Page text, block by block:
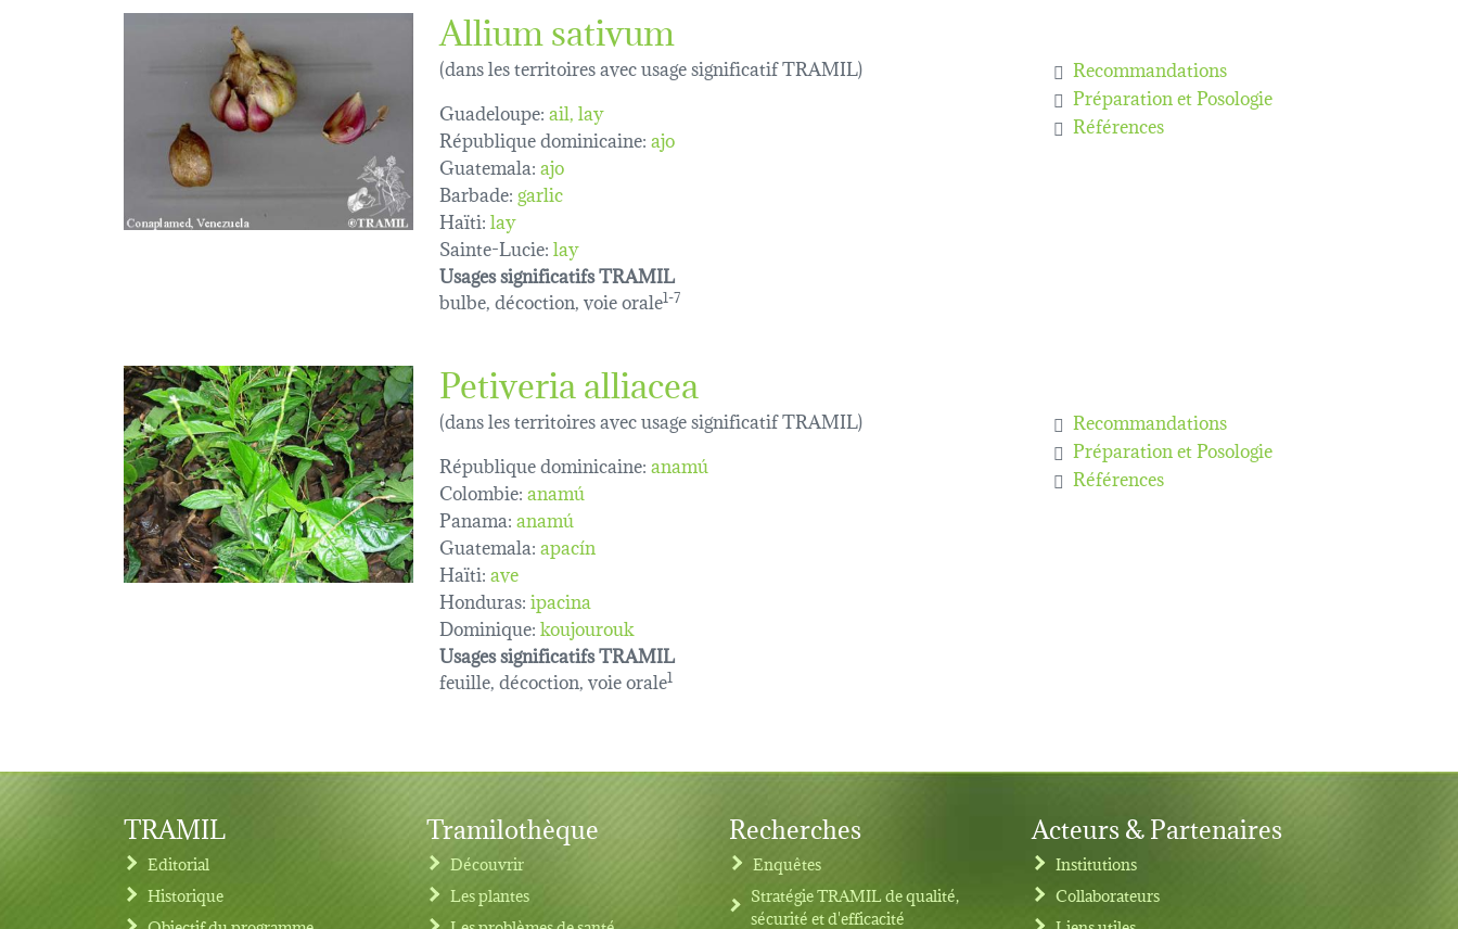
Allium sativum
(dans les territoires avec usage significatif TRAMIL)
Guadeloupe:ail lay
République dominicaine:ajo
Guatemala:ajo
Barbade:garlic
Haïti:lay
Sainte-Lucie:lay
Usages significatifs TRAMIL
bulbe, décoction, voie orale1-7
Recommandations
Préparation et Posologie
Références
Petiveria alliacea
(dans les territoires avec usage significatif TRAMIL)
République dominicaine:anamú
Colombie:anamú
Panama:anamú
Guatemala:apacín
Haïti:ave
Honduras:ipacina
Dominique:koujourouk
Usages significatifs TRAMIL
feuille, décoction, voie orale1
Recommandations
Préparation et Posologie
Références
TRAMIL
Editorial
Historique
Tramilothèque
Découvrir
Les plantes
Recherches
Enquêtes
Stratégie TRAMIL de qualité,
sécurité et d'efficacité
Acteurs & Partenaires
Institutions
Collaborateurs